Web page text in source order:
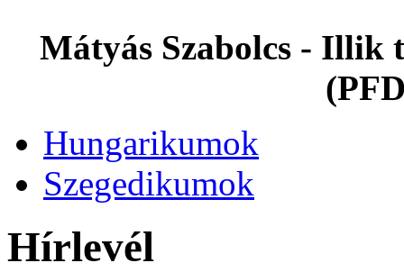
Mátyás Szabolcs - Illik
Hungarikumok
Szegedikumok
Hírlevél